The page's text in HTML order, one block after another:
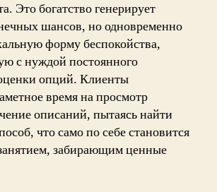
Это богатство генерирует
шансов, но одновременно
форму беспокойства,
с нуждой постоянного
опций. Клиенты
время на просмотр
описаний, пытаясь найти
что само по себе становится
забирающим ценные